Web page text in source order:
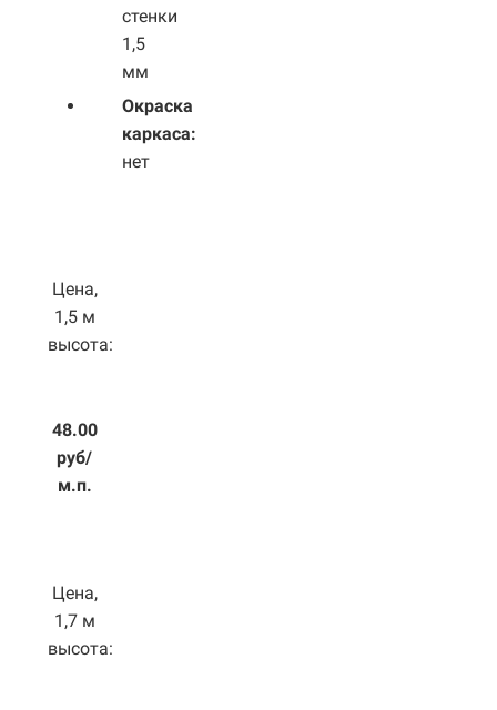
стенки
1,5
мм
Окраска
каркаса:
нет
Цена,
1,5 м
высота:
48.00
руб/
м.п.
Цена,
1,7 м
высота: